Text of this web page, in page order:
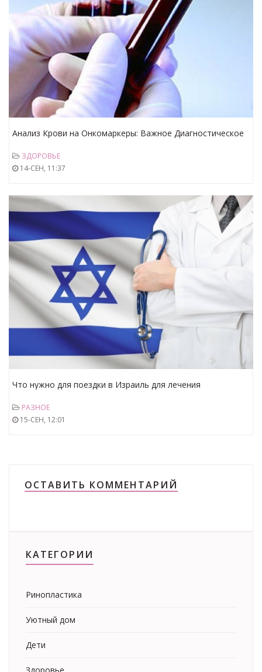
Анализ Крови на Онкомаркеры: Важное Диагностическое
ЗДОРОВЬЕ
14-СЕН, 11:37
Что нужно для поездки в Израиль для лечения
РАЗНОЕ
15-СЕН, 12:01
ОСТАВИТЬ КОММЕНТАРИЙ
КАТЕГОРИИ
Ринопластика
Уютный дом
Дети